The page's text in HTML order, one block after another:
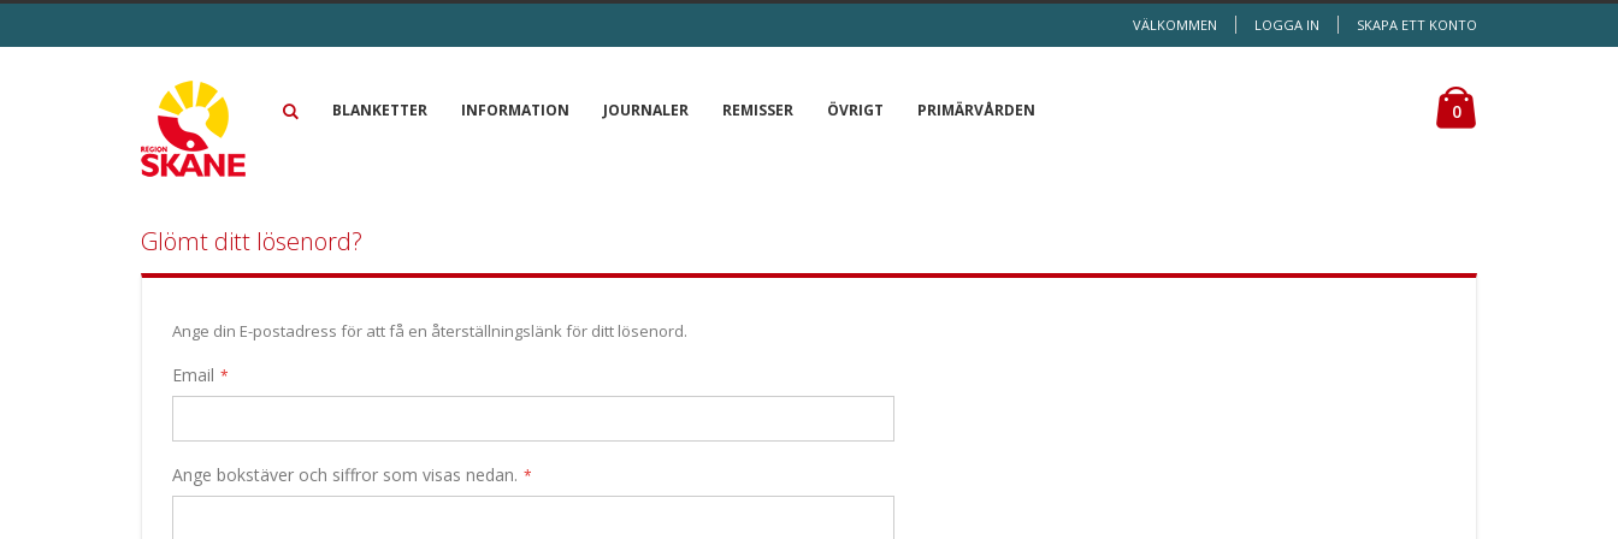
to
VÄLKOMMEN LOGGA IN SKAPA ETT KONTO
0
BLANKETTER INFORMATION JOURNALER REMISSER ÖVRIGT PRIMÄRVÅRDEN
Glömt ditt lösenord?
Ange din E-postadress för att få en återställningslänk för ditt lösenord.
Email
Ange bokstäver och siffror som visas nedan.